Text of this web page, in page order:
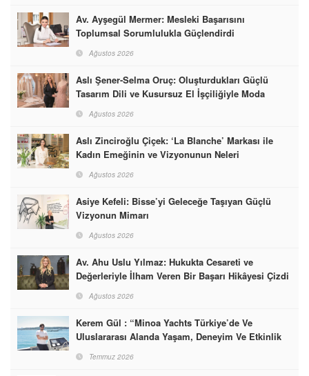
Av. Ayşegül Mermer: Mesleki Başarısını
Toplumsal Sorumlulukla Güçlendirdi
Ağustos 2026
Aslı Şener-Selma Oruç: Oluşturdukları Güçlü
Tasarım Dili ve Kusursuz El İşçiliğiyle Moda
Dünyasına İmzalarını Attılar
Ağustos 2026
Aslı Zinciroğlu Çiçek: ‘La Blanche’ Markası ile
Kadın Emeğinin ve Vizyonunun Neleri
Başarabileceğinin En Güzel Örneğini Sunuyor
Ağustos 2026
Asiye Kefeli: Bisse’yi Geleceğe Taşıyan Güçlü
Vizyonun Mimarı
Ağustos 2026
Av. Ahu Uslu Yılmaz: Hukukta Cesareti ve
Değerleriyle İlham Veren Bir Başarı Hikâyesi Çizdi
Ağustos 2026
Kerem Gül : “Minoa Yachts Türkiye’de Ve
Uluslararası Alanda Yaşam, Deneyim Ve Etkinlik
Markası Olacak”
Temmuz 2026